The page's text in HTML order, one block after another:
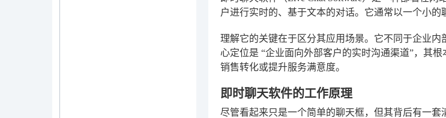
户进行实时的、基于文本的对话。它通常以一个小的
理解它的关键在于区分其应用场景。它不同于企业
心定位是 “企业面向外部客户的实时沟通渠道”，其根
销售转化或提升服务满意度。
即时聊天软件的工作原理
尽管看起来只是一个简单的聊天框，但其背后有一